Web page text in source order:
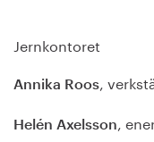
Jernkontoret
Annika Roos,
Helén Axelsson,